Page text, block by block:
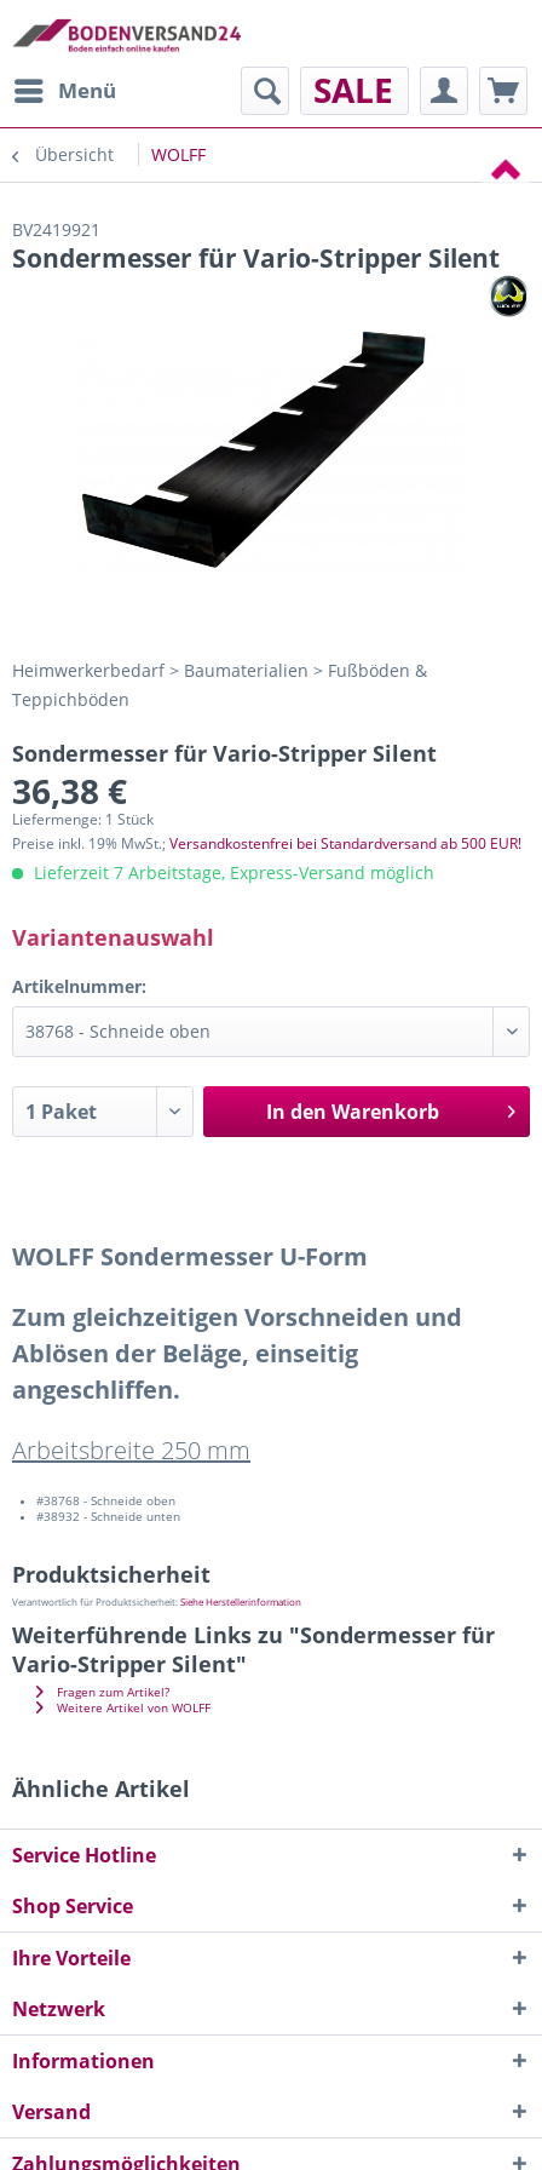
Menü SALE
Übersicht WOLFF
BV2419921
Sondermesser für Vario-Stripper Silent
Heimwerkerbedarf > Baumaterialien > Fußböden &
Teppichböden
Sondermesser für Vario-Stripper Silent
36,38 €
Liefermenge: 1 Stück
Preise inkl. 19% MwSt.;Versandkostenfrei bei Standardversand ab 500 EUR!
Lieferzeit 7 Arbeitstage, Express-Versand möglich
Variantenauswahl
Artikelnummer:
In den Warenkorb
WOLFF Sondermesser U-Form
Zum gleichzeitigen Vorschneiden und
Ablösen der Beläge, einseitig
angeschliffen.
Arbeitsbreite 250 mm
#38768 - Schneide oben
#38932 - Schneide unten
Produktsicherheit
Verantwortlich für Produktsicherheit:Siehe Herstellerinformation
Weiterführende Links zu "Sondermesser für
Vario-Stripper Silent"
Fragen zum Artikel?
Weitere Artikel von WOLFF
Ähnliche Artikel
Service Hotline
Shop Service
Ihre Vorteile
Netzwerk
Informationen
Versand
Zahlungsmöglichkeiten